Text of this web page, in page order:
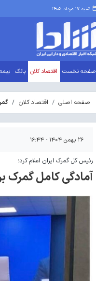
شنبه ۱۷ مرداد ۱۴۰۵
صفحه نخست اقتصاد کلان بانک بیمه
صفحه اصلی اقتصاد کلان
۲۶ بهمن ۱۴۰۴ - ۱۶:۴۴
رئیس کل گمرک ایران اعلام کرد؛
آمادگی کامل گمرک